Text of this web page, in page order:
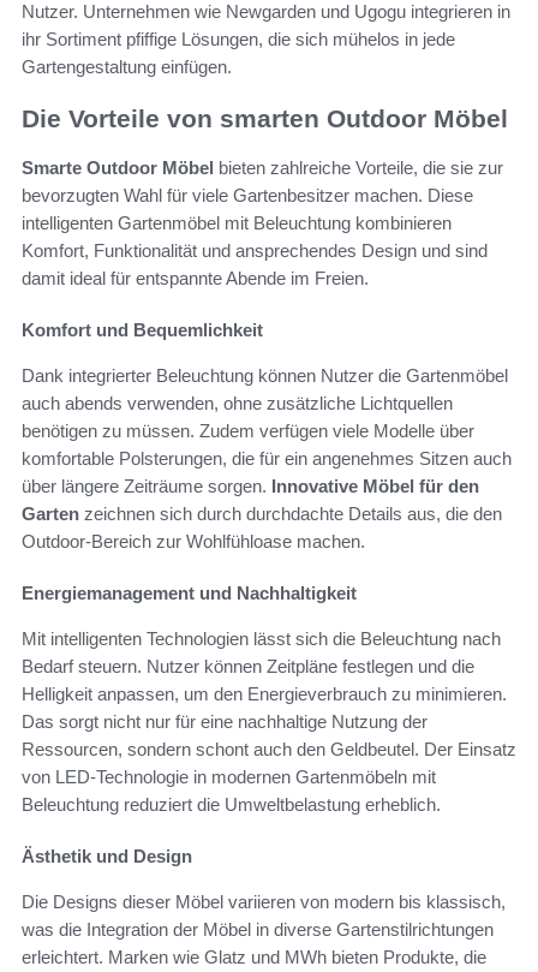
Nutzer. Unternehmen wie Newgarden und Ugogu integrieren in
ihr Sortiment pfiffige Lösungen, die sich mühelos in jede
Gartengestaltung einfügen.
Die Vorteile von smarten Outdoor Möbel
Smarte Outdoor Möbel bieten zahlreiche Vorteile, die sie zur
bevorzugten Wahl für viele Gartenbesitzer machen. Diese
intelligenten Gartenmöbel mit Beleuchtung kombinieren
Komfort, Funktionalität und ansprechendes Design und sind
damit ideal für entspannte Abende im Freien.
Komfort und Bequemlichkeit
Dank integrierter Beleuchtung können Nutzer die Gartenmöbel
auch abends verwenden, ohne zusätzliche Lichtquellen
benötigen zu müssen. Zudem verfügen viele Modelle über
komfortable Polsterungen, die für ein angenehmes Sitzen auch
über längere Zeiträume sorgen. Innovative Möbel für den
Garten zeichnen sich durch durchdachte Details aus, die den
Outdoor-Bereich zur Wohlfühloase machen.
Energiemanagement und Nachhaltigkeit
Mit intelligenten Technologien lässt sich die Beleuchtung nach
Bedarf steuern. Nutzer können Zeitpläne festlegen und die
Helligkeit anpassen, um den Energieverbrauch zu minimieren.
Das sorgt nicht nur für eine nachhaltige Nutzung der
Ressourcen, sondern schont auch den Geldbeutel. Der Einsatz
von LED-Technologie in modernen Gartenmöbeln mit
Beleuchtung reduziert die Umweltbelastung erheblich.
Ästhetik und Design
Die Designs dieser Möbel variieren von modern bis klassisch,
was die Integration der Möbel in diverse Gartenstilrichtungen
erleichtert. Marken wie Glatz und MWh bieten Produkte, die